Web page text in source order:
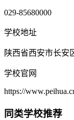
029-85680000
学校地址
陕西省西安市长安
学校官网
https://
同类学校推荐